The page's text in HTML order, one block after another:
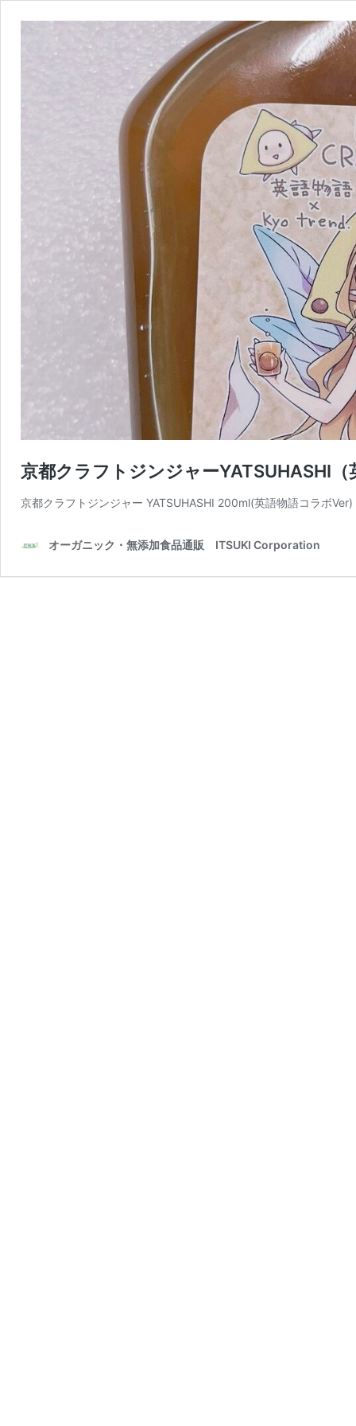
京都クラフトジンジャーYATSUHASHI
京都クラフトジンジャー YATSUHASHI 200ml(英語物語コラボ
オーガニック・無添加食品通販 ITSUKI Corporation